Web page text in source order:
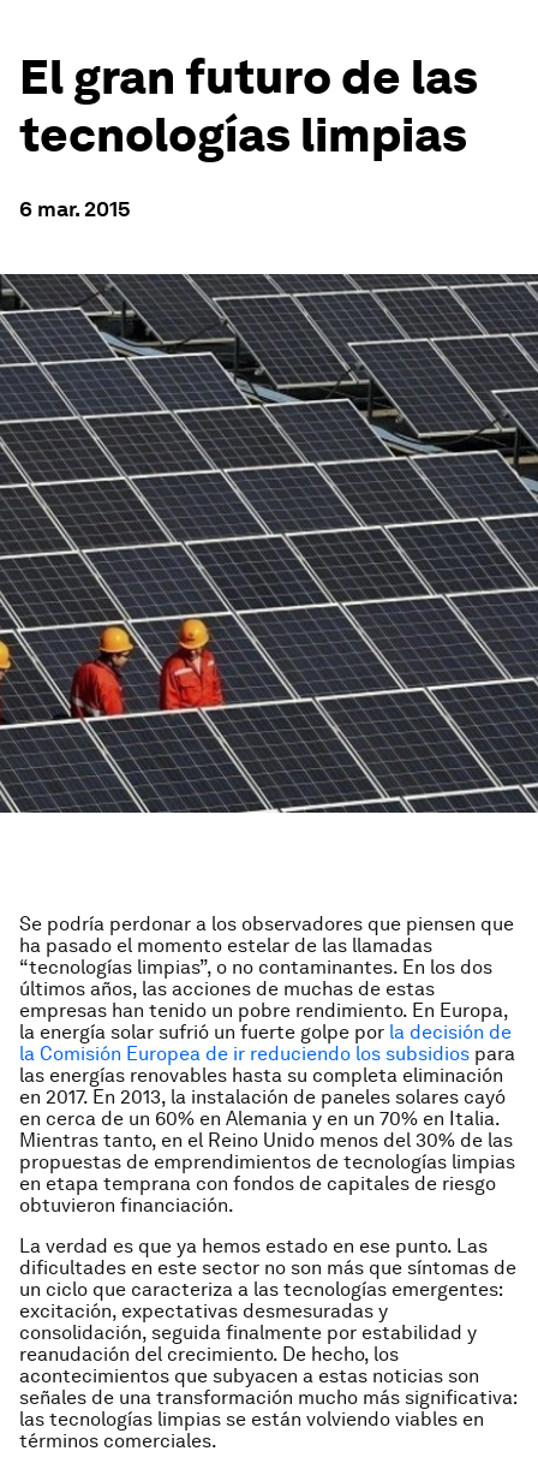
El gran futuro de las
tecnologías limpias
6 mar. 2015
Se podría perdonar a los observadores que piensen que
ha pasado el momento estelar de las llamadas
“tecnologías limpias”, o no contaminantes. En los dos
últimos años, las acciones de muchas de estas
empresas han tenido un pobre rendimiento. En Europa,
la energía solar sufrió un fuerte golpe por la decisión de
la Comisión Europea de ir reduciendo los subsidios para
las energías renovables hasta su completa eliminación
en 2017. En 2013, la instalación de paneles solares cayó
en cerca de un 60% en Alemania y en un 70% en Italia.
Mientras tanto, en el Reino Unido menos del 30% de las
propuestas de emprendimientos de tecnologías limpias
en etapa temprana con fondos de capitales de riesgo
obtuvieron financiación.
La verdad es que ya hemos estado en ese punto. Las
dificultades en este sector no son más que síntomas de
un ciclo que caracteriza a las tecnologías emergentes:
excitación, expectativas desmesuradas y
consolidación, seguida finalmente por estabilidad y
reanudación del crecimiento. De hecho, los
acontecimientos que subyacen a estas noticias son
señales de una transformación mucho más significativa:
las tecnologías limpias se están volviendo viables en
términos comerciales.